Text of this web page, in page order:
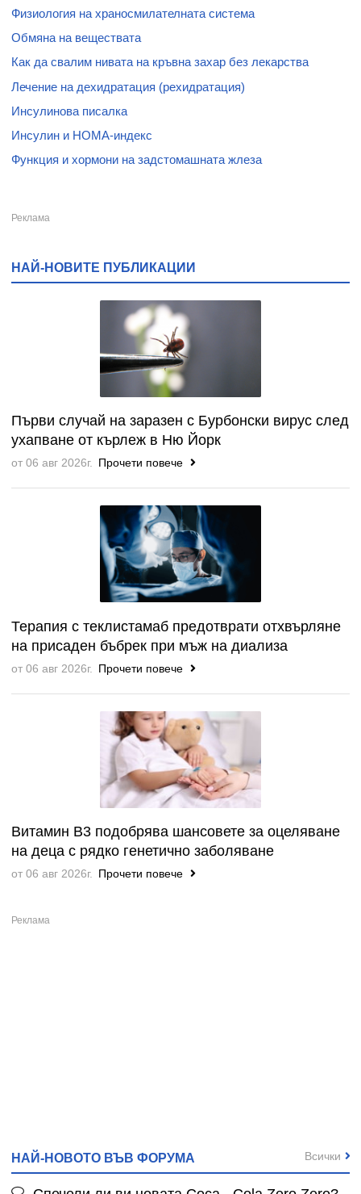
Физиология на храносмилателната система
Обмяна на веществата
Как да свалим нивата на кръвна захар без лекарства
Лечение на дехидратация (рехидратация)
Инсулинова писалка
Инсулин и HOMA-индекс
Функция и хормони на задстомашната жлеза
НАЙ-НОВИТЕ ПУБЛИКАЦИИ
Първи случай на заразен с Бурбонски вирус след
ухапване от кърлеж в Ню Йорк
от 06 авг 2026г. Прочети повече
Терапия с теклистамаб предотврати отхвърляне
на присаден бъбрек при мъж на диализа
от 06 авг 2026г. Прочети повече
Витамин B3 подобрява шансовете за оцеляване
на деца с рядко генетично заболяване
от 06 авг 2026г. Прочети повече
НАЙ-НОВОТО ВЪВ ФОРУМА Всички